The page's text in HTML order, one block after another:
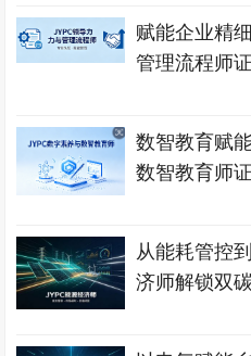
赋能企业精
管理流程师
数智教育赋
数智教育师
从能耗管控
济师解锁双